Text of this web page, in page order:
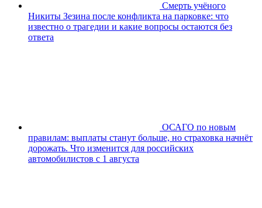
Смерть учёного
Никиты Зезина после конфликта на парковке: что
известно о трагедии и какие вопросы остаются без
ответа
ОСАГО по новым
правилам: выплаты станут больше, но страховка начнёт
дорожать. Что изменится для российских
автомобилистов с 1 августа